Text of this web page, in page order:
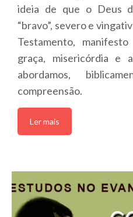
ideia de que o Deus
“bravo”, severo e
Testamento,
graça, misericórdia e
abordamos,
compreensão.
Ler mais